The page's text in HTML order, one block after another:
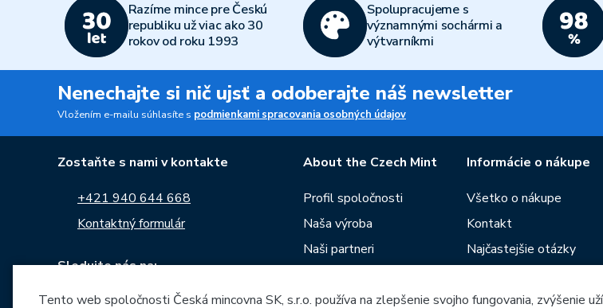
Razíme mince pre Českú
republiku už viac ako 30
rokov od roku 1993
Spolupracujeme s
významnými sochármi a
výtvarníkmi
Nenechajte si nič ujsť a odoberajte náš newsletter
Vložením e-mailu súhlasíte s podmienkami spracovania osobných údajov
Zostaňte s nami v kontakte
+421 940 644 668
Kontaktný formulár
Sledujte nás na:
About the Czech Mint
Profil spoločnosti
Naša výroba
Naši partneri
Správy
Informácie o nákupe
Všetko o nákupe
Kontakt
Najčastejšie otázky
Predajne Českej
Tento web spoločnosti Česká mincovna SK, s.r.o. používa na zlepšenie svojho fungovania, zvýšenie